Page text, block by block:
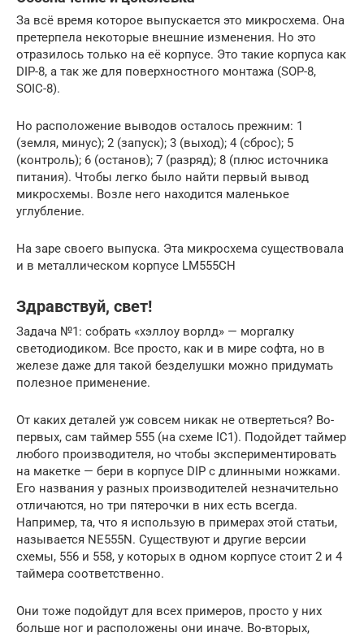
За всё время которое выпускается это микросхема. Она
претерпела некоторые внешние изменения. Но это
отразилось только на её корпусе. Это такие корпуса как
DIP-8, а так же для поверхностного монтажа (SOP-8,
SOIC-8).
Но расположение выводов осталось прежним: 1
(земля, минус); 2 (запуск); 3 (выход); 4 (сброс); 5
(контроль); 6 (останов); 7 (разряд); 8 (плюс источника
питания). Чтобы легко было найти первый вывод
микросхемы. Возле него находится маленькое
углубление.
На заре своего выпуска. Эта микросхема существовала
и в металлическом корпусе LM555CH
Здравствуй, свет!
Задача №1: собрать «хэллоу ворлд» — моргалку
светодиодиком. Все просто, как и в мире софта, но в
железе даже для такой безделушки можно придумать
полезное применение.
От каких деталей уж совсем никак не отвертеться? Во-
первых, сам таймер 555 (на схеме IC1). Подойдет таймер
любого производителя, но чтобы экспериментировать
на макетке — бери в корпусе DIP с длинными ножками.
Его названия у разных производителей незначительно
отличаются, но три пятерочки в них есть всегда.
Например, та, что я использую в примерах этой статьи,
называется NE555N. Существуют и другие версии
схемы, 556 и 558, у которых в одном корпусе стоит 2 и 4
таймера соответственно.
Они тоже подойдут для всех примеров, просто у них
больше ног и расположены они иначе. Во-вторых,